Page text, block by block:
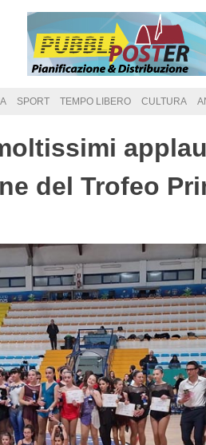
SPORT TEMPO LIBERO CULTURA
del Trofeo